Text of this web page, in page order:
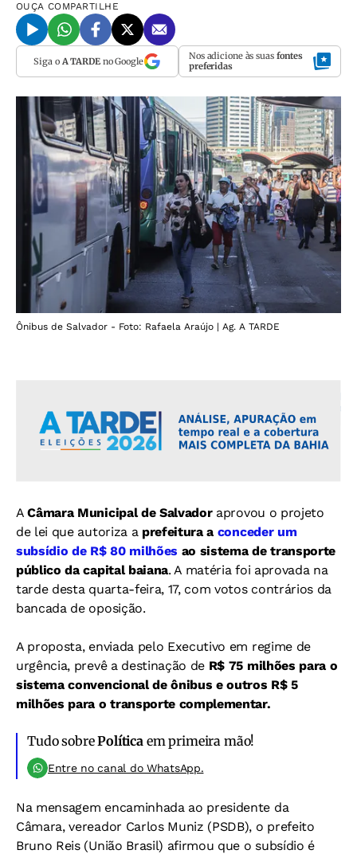
OUÇA COMPARTILHE
Siga o A TARDEno Google Nos adicione às suas fontes
preferidas
Ônibus de Salvador - Foto: Rafaela Araújo | Ag. A TARDE
ACâmara Municipal de Salvadoraprovou o projeto
de lei que autoriza a prefeitura a conceder um
subsídio de R$ 80 milhões ao sistema de transporte
público da capital baiana. A matéria foi aprovada na
tarde desta quarta-feira, 17, com votos contrários da
bancada de oposição.
A proposta, enviada pelo Executivo em regime de
urgência, prevê a destinação de R$ 75 milhões para o
sistema convencional de ônibus e outros R$ 5
milhões para o transporte complementar.
Tudo sobrePolítica em primeira mão!
Entre no canal do WhatsApp.
Na mensagem encaminhada ao presidente da
Câmara, vereador Carlos Muniz (PSDB), o prefeito
Bruno Reis (União Brasil) afirmou que o subsídio é